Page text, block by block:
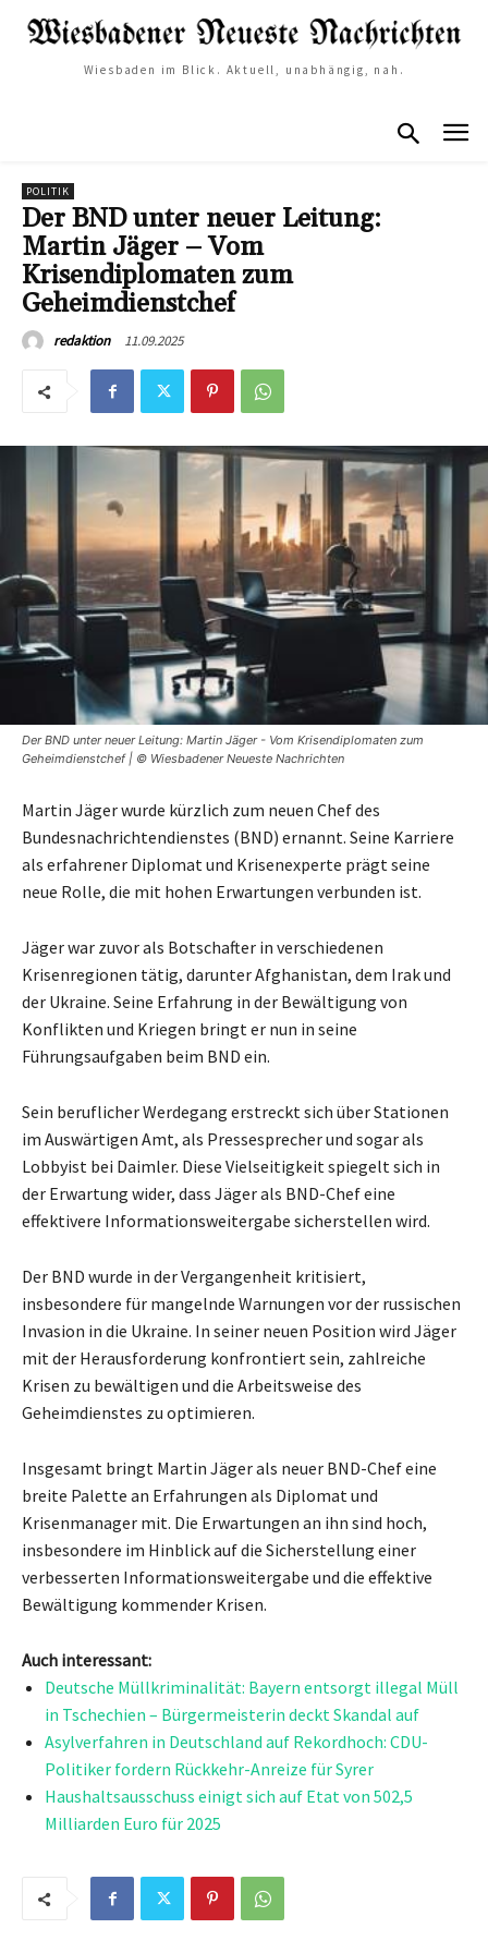
Wiesbaden im Blick. Aktuell, unabhängig, nah.
POLITIK
Der BND unter neuer Leitung:
Martin Jäger – Vom
Krisendiplomaten zum
Geheimdienstchef
redaktion 11.09.2025
Der BND unter neuer Leitung: Martin Jäger - Vom Krisendiplomaten zum
Geheimdienstchef | © Wiesbadener Neueste Nachrichten
Martin Jäger wurde kürzlich zum neuen Chef des
Bundesnachrichtendienstes (BND) ernannt. Seine Karriere
als erfahrener Diplomat und Krisenexperte prägt seine
neue Rolle, die mit hohen Erwartungen verbunden ist.
Jäger war zuvor als Botschafter in verschiedenen
Krisenregionen tätig, darunter Afghanistan, dem Irak und
der Ukraine. Seine Erfahrung in der Bewältigung von
Konflikten und Kriegen bringt er nun in seine
Führungsaufgaben beim BND ein.
Sein beruflicher Werdegang erstreckt sich über Stationen
im Auswärtigen Amt, als Pressesprecher und sogar als
Lobbyist bei Daimler. Diese Vielseitigkeit spiegelt sich in
der Erwartung wider, dass Jäger als BND-Chef eine
effektivere Informationsweitergabe sicherstellen wird.
Der BND wurde in der Vergangenheit kritisiert,
insbesondere für mangelnde Warnungen vor der russischen
Invasion in die Ukraine. In seiner neuen Position wird Jäger
mit der Herausforderung konfrontiert sein, zahlreiche
Krisen zu bewältigen und die Arbeitsweise des
Geheimdienstes zu optimieren.
Insgesamt bringt Martin Jäger als neuer BND-Chef eine
breite Palette an Erfahrungen als Diplomat und
Krisenmanager mit. Die Erwartungen an ihn sind hoch,
insbesondere im Hinblick auf die Sicherstellung einer
verbesserten Informationsweitergabe und die effektive
Bewältigung kommender Krisen.
Auch interessant:
Deutsche Müllkriminalität: Bayern entsorgt illegal Müll
in Tschechien – Bürgermeisterin deckt Skandal auf
Asylverfahren in Deutschland auf Rekordhoch: CDU-
Politiker fordern Rückkehr-Anreize für Syrer
Haushaltsausschuss einigt sich auf Etat von 502,5
Milliarden Euro für 2025